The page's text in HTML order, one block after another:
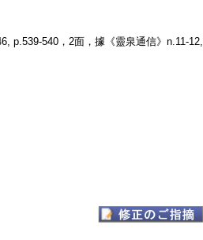
p.539-540，2面，據《靈泉通信》n.11-12,